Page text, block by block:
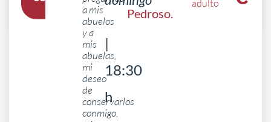
a mis
abuelos
y a
mis
abuelas,
mi
deseo
de
conservarlos
conmigo,
|
18:30
h
Pedroso.
adulto